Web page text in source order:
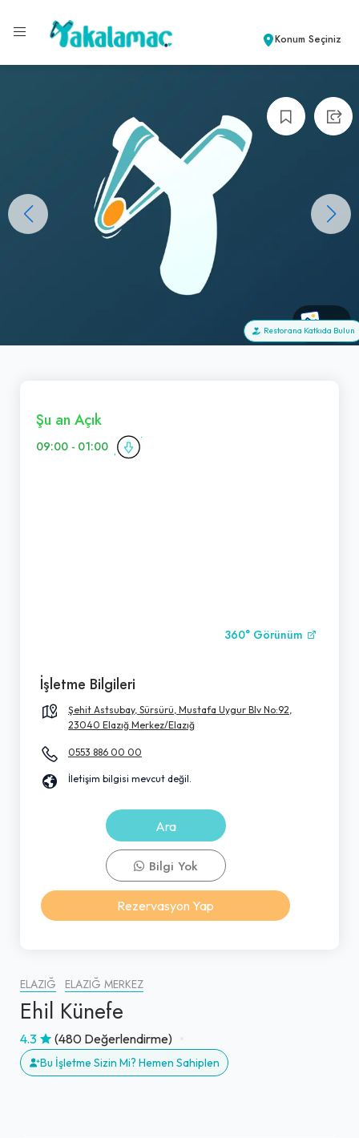
Konum Seçiniz
+0
Restorana Katkıda Bulun
ELAZIĞ ELAZIĞ MERKEZ
Ehil Künefe
4.3 (480 Değerlendirme)
Bu İşletme Sizin Mi? Hemen Sahiplen
Şu an Açık
09:00 - 01:00
360° Görünüm
İşletme Bilgileri
Şehit Astsubay, Sürsürü, Mustafa Uygur Blv No:92,
23040 Elazığ Merkez/Elazığ
0553 886 00 00
İletişim bilgisi mevcut değil.
Ara
Bilgi Yok
Rezervasyon Yap